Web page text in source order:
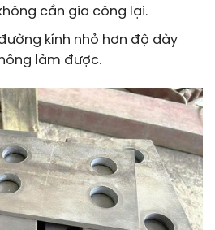
cần gia công lại.
kính nhỏ hơn độ dày
làm được.